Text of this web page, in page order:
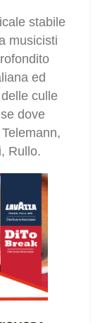
stabile
musicisti
ed
culle
dove
Rullo.